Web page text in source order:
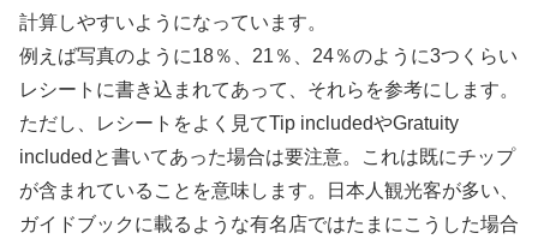
計算しやすいようになっています。
例えば写真のように18％、21％、24％のように3つくらい
レシートに書き込まれてあって、それらを参考にします。
ただし、レシートをよく見てTip includedやGratuity
includedと書いてあった場合は要注意。これは既にチップ
が含まれていることを意味します。日本人観光客が多い、
ガイドブックに載るような有名店ではたまにこうした場合